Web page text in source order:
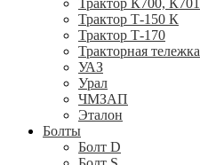
Трактор К700, К701
Трактор Т-150 К
Трактор Т-170
Тракторная тележка
УАЗ
Урал
ЧМЗАП
Эталон
Болты
Болт D